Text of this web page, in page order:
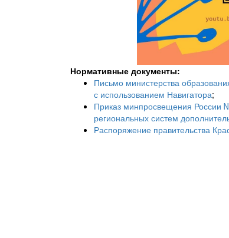
Нормативные документы:
Письмо министерства
с использованием Навигатора;
Приказ минпросвещения России
региональных систем
Распоряжение правительства